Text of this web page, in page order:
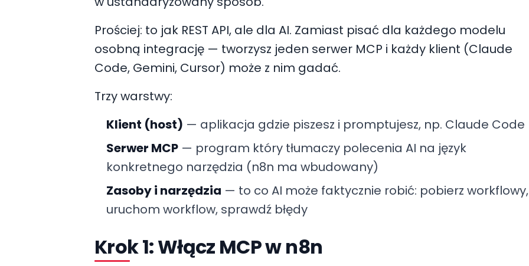
Prościej: to jak REST API, ale dla AI. Zamiast pisać dla każdego modelu
osobną integrację — tworzysz jeden serwer MCP i każdy klient (Claude
Code, Gemini, Cursor) może z nim gadać.
Trzy warstwy:
Klient (host) — aplikacja gdzie piszesz i promptujesz, np. Claude Code
Serwer MCP — program który tłumaczy polecenia AI na język
konkretnego narzędzia (n8n ma wbudowany)
Zasoby i narzędzia — to co AI może faktycznie robić: pobierz workflowy,
uruchom workflow, sprawdź błędy
Krok 1: Włącz MCP w n8n